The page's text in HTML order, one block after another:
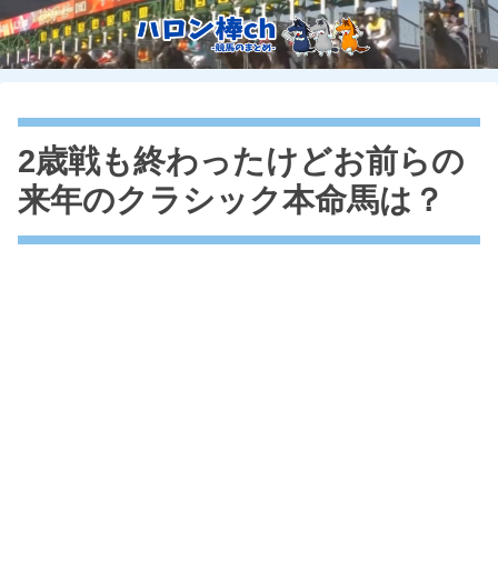
2歳戦も終わったけどお前らの
来年のクラシック本命馬は？